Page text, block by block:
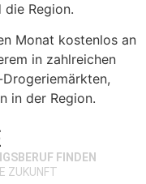
die Region.
Monat kostenlos an
in zahlreichen
in der Region.
FINDEN
ZUKUNFT